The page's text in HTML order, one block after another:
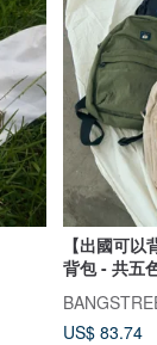
【出國可
背包 - 共五
US$ 83.74